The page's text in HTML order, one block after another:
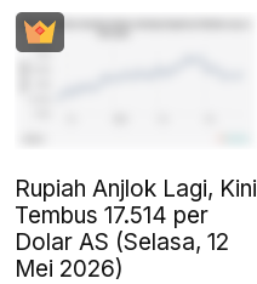
Rupiah Anjlok Lagi, Kini
Tembus 17.514 per
Dolar AS (Selasa, 12
Mei 2026)